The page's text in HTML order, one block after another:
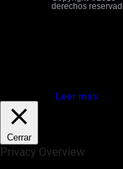
derechos
Leer más
Cerrar
Privacy Overview